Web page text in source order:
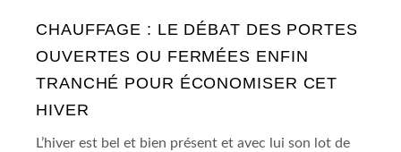
CHAUFFAGE : LE DÉBAT DES PORTES
OUVERTES OU FERMÉES ENFIN
TRANCHÉ POUR ÉCONOMISER CET
HIVER
L’hiver est bel et bien présent et avec lui son lot de